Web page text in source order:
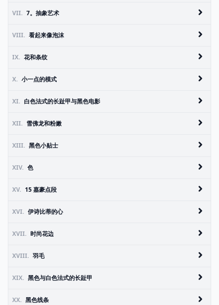
VII. 7。抽象艺术
VIII. 看起来像泡沫
IX. 花和条纹
X. 小一点的模式
XI. 白色法式的长趾甲与黑色电影
XII. 雪佛龙和粉嫩
XIII. 黑色小贴士
XIV. 色
XV. 15 嘉豪点段
XVI. 伊诗比蒂的心
XVII. 时尚花边
XVIII. 羽毛
XIX. 黑色与白色法式的长趾甲
XX. 黑色线条